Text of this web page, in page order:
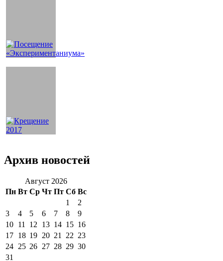
Архив новостей
Август 2026
Пн Вт Ср Чт Пт Сб Вс
1
2
3
4 5 6 7 8
9
10 11 12 13 14 15 16
17 18 19 20 21 22 23
24 25 26 27 28 29 30
31